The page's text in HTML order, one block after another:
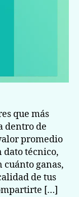
que más
dentro de
promedio
dato técnico,
ganas,
de tus
[…]